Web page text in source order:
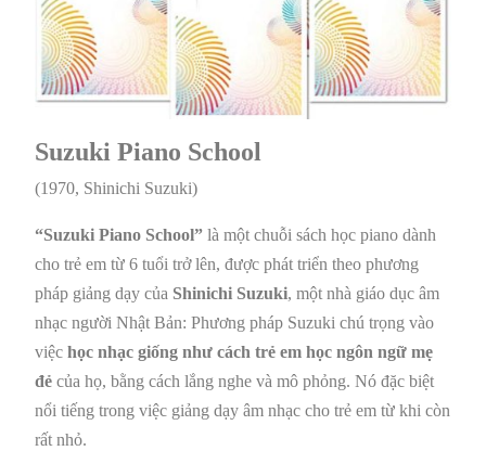
Suzuki Piano School
(1970, Shinichi Suzuki)
“Suzuki Piano School” là một chuỗi sách học piano dành
cho trẻ em từ 6 tuổi trở lên, được phát triển theo phương
pháp giảng dạy của Shinichi Suzuki, một nhà giáo dục âm
nhạc người Nhật Bản: Phương pháp Suzuki chú trọng vào
việc học nhạc giống như cách trẻ em học ngôn ngữ mẹ
đẻ của họ, bằng cách lắng nghe và mô phỏng. Nó đặc biệt
nổi tiếng trong việc giảng dạy âm nhạc cho trẻ em từ khi còn
rất nhỏ.